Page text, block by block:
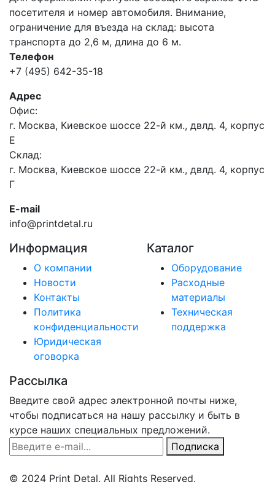
посетителя и номер автомобиля. Внимание,
ограничение для въезда на склад: высота
транспорта до 2,6 м, длина до 6 м.
Телефон
+7 (495) 642-35-18
Адрес
Офис:
г. Москва, Киевское шоссе 22-й км., двлд. 4, корпус
Е
Склад:
г. Москва, Киевское шоссе 22-й км., двлд. 4, корпус
Г
E-mail
info@printdetal.ru
Информация
О компании
Новости
Контакты
Политика
конфиденциальности
Юридическая
оговорка
Каталог
Оборудование
Расходные
материалы
Техническая
поддержка
Рассылка
Введите свой адрес электронной почты ниже,
чтобы подписаться на нашу рассылку и быть в
курсе наших специальных предложений.
Введите e-mail
Подписка
© 2024 Print Detal. All Rights Reserved.